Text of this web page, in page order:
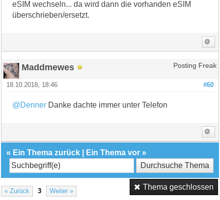
eSIM wechseln... da wird dann die vorhanden eSIM
überschrieben/ersetzt.
Maddmewes Posting Freak
#60
18.10.2018, 18:46
@Denner Danke dachte immer unter Telefon
« Ein Thema zurück Ein Thema vor »
« Zurück 3 Weiter » Thema geschlossen